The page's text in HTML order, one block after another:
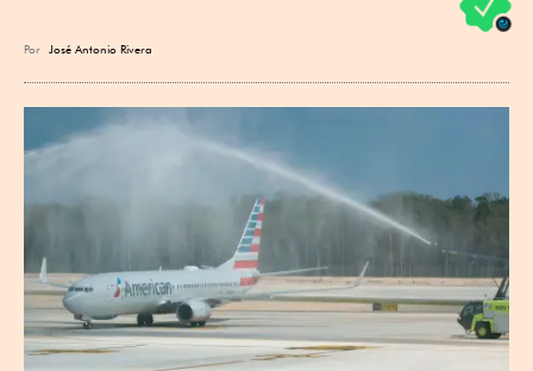
Por José Antonio Rivera